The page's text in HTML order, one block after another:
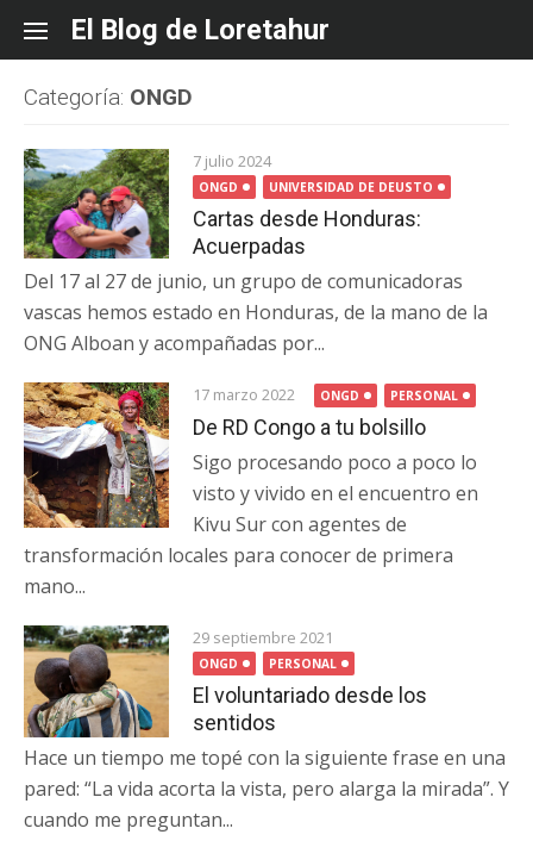
content
El Blog de Loretahur
Categoría: ONGD
7 julio 2024
ONGD UNIVERSIDAD DE DEUSTO
Cartas desde Honduras:
Acuerpadas
Del 17 al 27 de junio, un grupo de comunicadoras
vascas hemos estado en Honduras, de la mano de la
ONG Alboan y acompañadas por...
17 marzo 2022 ONGD PERSONAL
De RD Congo a tu bolsillo
Sigo procesando poco a poco lo
visto y vivido en el encuentro en
Kivu Sur con agentes de
transformación locales para conocer de primera
mano...
29 septiembre 2021
ONGD PERSONAL
El voluntariado desde los
sentidos
Hace un tiempo me topé con la siguiente frase en una
pared: “La vida acorta la vista, pero alarga la mirada”. Y
cuando me preguntan...